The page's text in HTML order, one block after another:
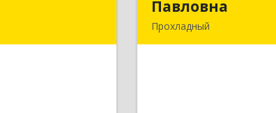
Осетия - Алания
Павловна
Прохладный